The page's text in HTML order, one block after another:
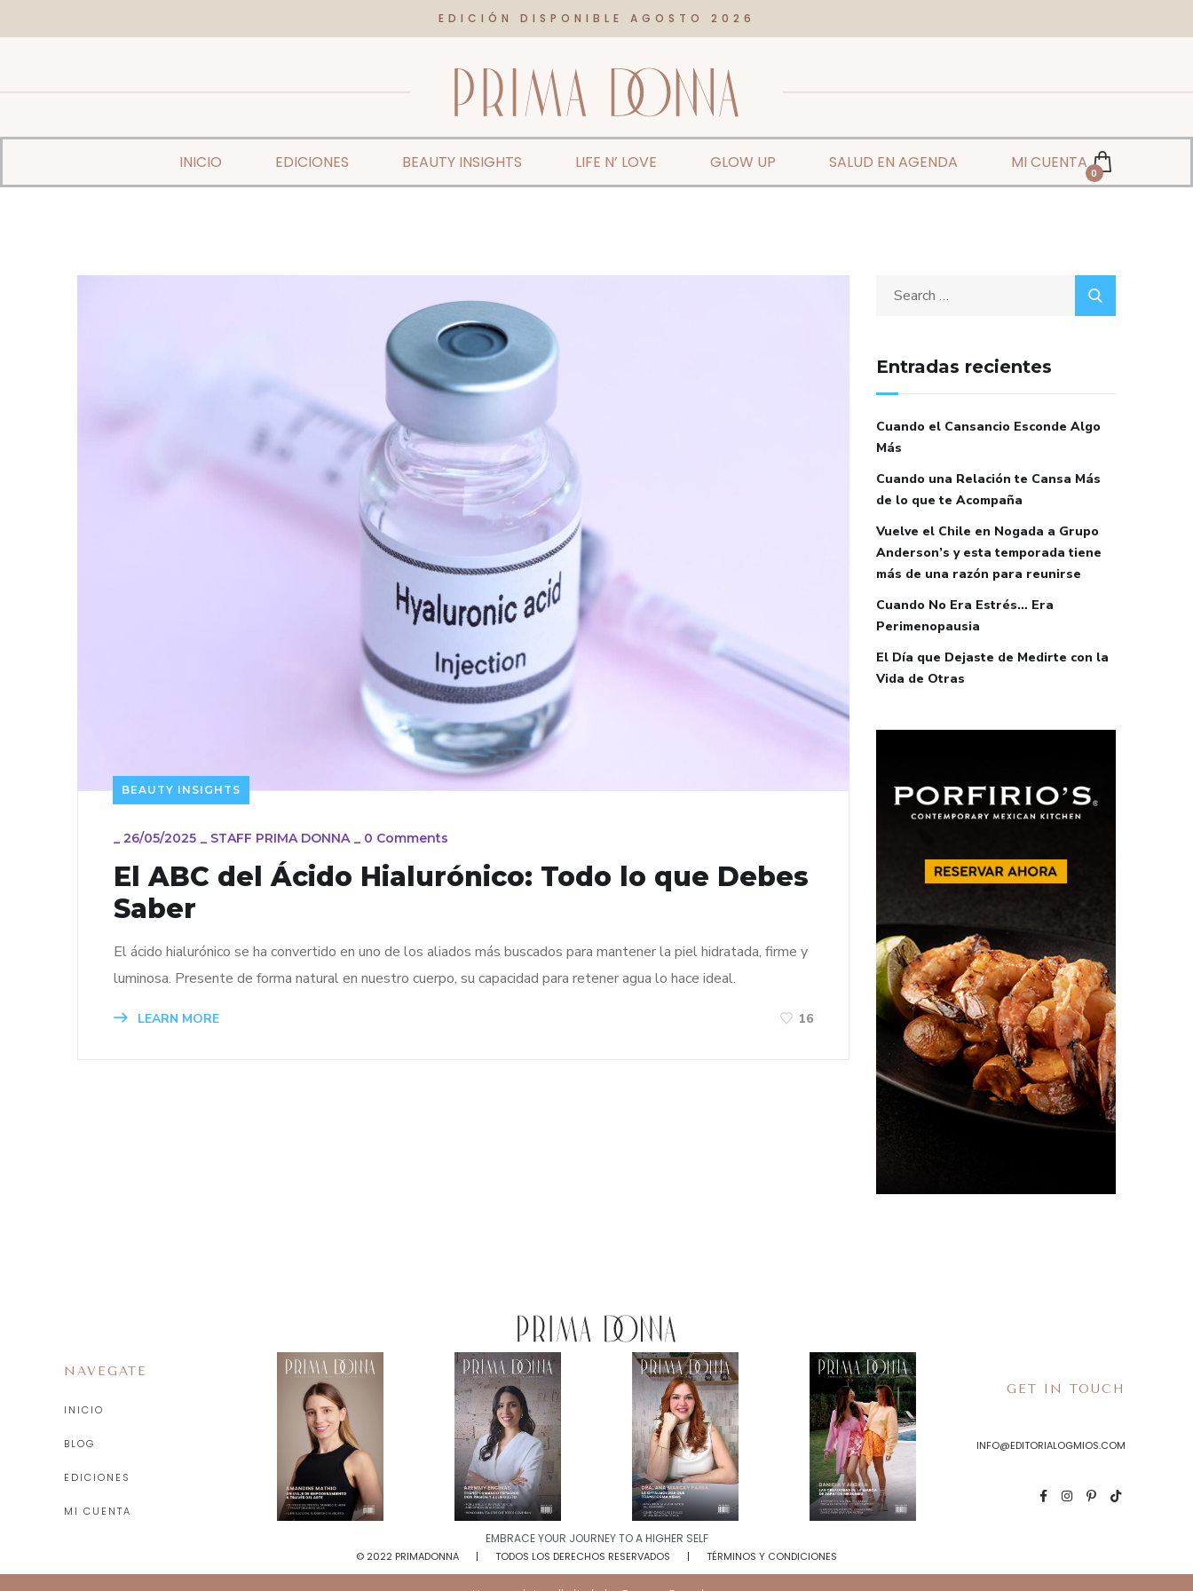
EDICIÓN DISPONIBLE AGOSTO 2026
INICIO EDICIONES BEAUTY INSIGHTS LIFE N’ LOVE GLOW UP SALUD EN AGENDA MI CUENTA
0
BEAUTY INSIGHTS
_ 26/05/2025 _ STAFF PRIMA DONNA _ 0 Comments
El ABC del Ácido Hialurónico: Todo lo que Debes
Saber
El ácido hialurónico se ha convertido en uno de los aliados más buscados para mantener la piel hidratada, firme y
luminosa. Presente de forma natural en nuestro cuerpo, su capacidad para retener agua lo hace ideal.
LEARN MORE 16
Entradas recientes
Cuando el Cansancio Esconde Algo
Más
Cuando una Relación te Cansa Más
de lo que te Acompaña
Vuelve el Chile en Nogada a Grupo
Anderson’s y esta temporada tiene
más de una razón para reunirse
Cuando No Era Estrés… Era
Perimenopausia
El Día que Dejaste de Medirte con la
Vida de Otras
NAVEGATE
INICIO
BLOG
EDICIONES
MI CUENTA
EMBRACE YOUR JOURNEY TO A HIGHER SELF​
© 2022 PRIMADONNA TODOS LOS DERECHOS RESERVADOS TÉRMINOS Y CONDICIONES
GET IN TOUCH
INFO@EDITORIALOGMIOS.COM